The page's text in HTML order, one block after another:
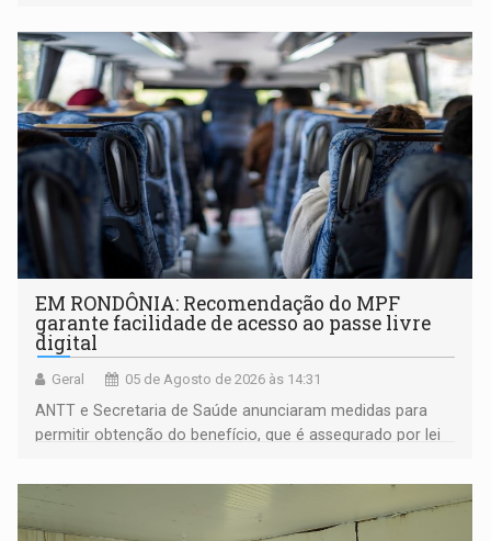
EM RONDÔNIA: Recomendação do MPF
garante facilidade de acesso ao passe livre
digital
Geral 05 de Agosto de 2026 às 14:31
ANTT e Secretaria de Saúde anunciaram medidas para
permitir obtenção do benefício, que é assegurado por lei